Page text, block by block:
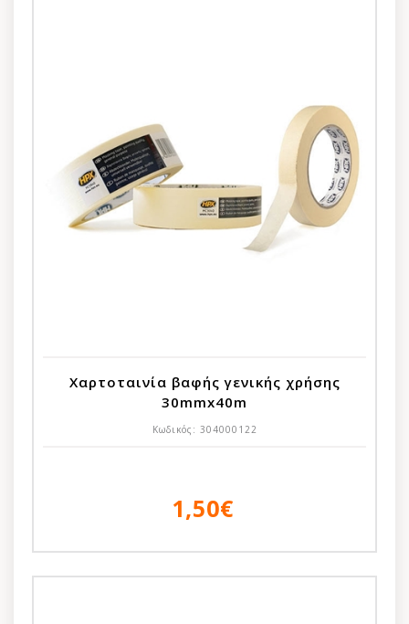
Χαρτοταινία βαφής γενικής χρήσης
30mmx40m
Κωδικός: 304000122
1,50€